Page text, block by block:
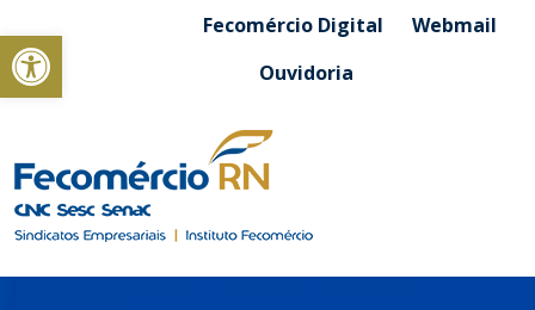
Abrir a barra de ferramentasFecomércio Digital
Webmail
Ouvidoria